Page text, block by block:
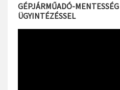
GÉPJÁRMŰADÓ-
ÜGYINTÉZÉSSEL